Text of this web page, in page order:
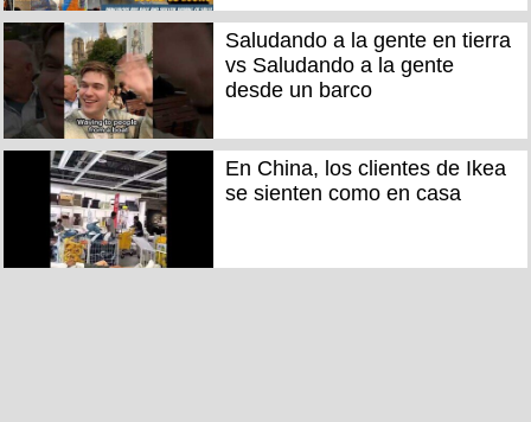
Saludando a la gente en tierra
vs Saludando a la gente
desde un barco
En China, los clientes de Ikea
se sienten como en casa